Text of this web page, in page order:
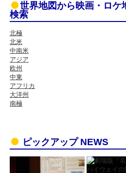
世界地図から映画・ロケ
検索
北極
北米
中南米
アジア
欧州
中東
アフリカ
大洋州
南極
ピックアップ NEWS